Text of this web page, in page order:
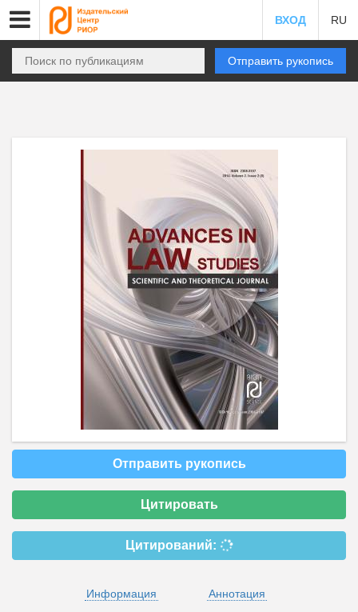
ВХОД RU
Отправить рукопись
Отправить рукопись
Цитировать
Цитирований:
Информация
Аннотация